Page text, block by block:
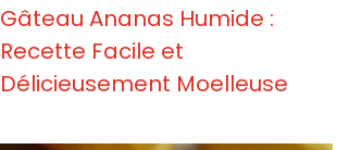
Gâteau Ananas Humide :
Recette Facile et
Délicieusement Moelleuse